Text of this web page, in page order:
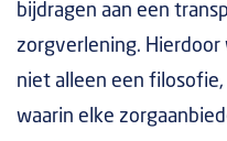
bijdragen aan een
zorgverlening.
niet alleen een
waarin elke